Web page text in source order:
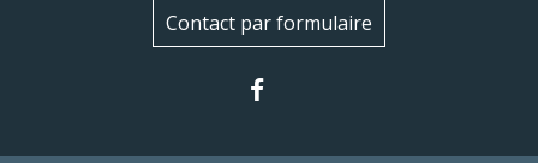
Contact par formulaire